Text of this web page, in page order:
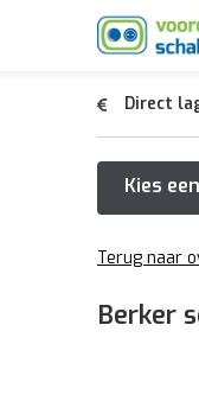
Direct
Kies
Terug naar
Berker